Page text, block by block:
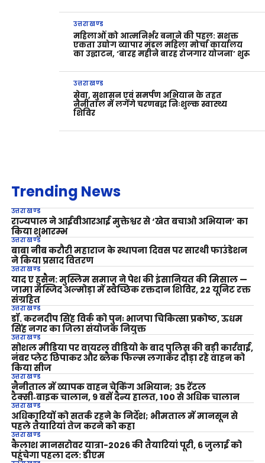
उत्तराखण्ड
महिलाओं को आत्मनिर्भर बनाने की पहल: सशक्त
एकता उद्योग व्यापार मंडल महिला मोर्चा कार्यालय
का उद्घाटन, ‘बारह महीने बारह रोजगार योजना’ शुरू
उत्तराखण्ड
सेवा, सुशासन एवं समर्पण अभियान के तहत
नैनीताल में लगेंगे चरणबद्ध निःशुल्क स्वास्थ्य
शिविर
Trending News
उत्तराखण्ड
राज्यपाल ने आईवीआरआई मुक्तेश्वर से ‘खेत बचाओ अभियान’ का
किया शुभारम्भ
उत्तराखण्ड
बाबा नीब करौरी महाराज के स्थापना दिवस पर सारथी फाउंडेशन
ने किया प्रसाद वितरण
उत्तराखण्ड
याद ए हुसैन: मुस्लिम समाज ने पेश की इंसानियत की मिसाल —
जामा मस्जिद अल्मोड़ा में स्वैच्छिक रक्तदान शिविर, 22 यूनिट रक्त
संग्रहित
उत्तराखण्ड
डॉ. करनदीप सिंह विर्क को पुनः भाजपा चिकित्सा प्रकोष्ठ, ऊधम
सिंह नगर का जिला संयोजक नियुक्त
उत्तराखण्ड
सोशल मीडिया पर वायरल वीडियो के बाद पुलिस की बड़ी कार्रवाई,
नंबर प्लेट छिपाकर और ब्लैक फिल्म लगाकर दौड़ा रहे वाहन को
किया सीज
उत्तराखण्ड
नैनीताल में व्यापक वाहन चेकिंग अभियान; 35 रेंटल
टैक्सी‑बाइक चालान, 9 बसें दैन्य हालत, 100 से अधिक चालान
उत्तराखण्ड
अधिकारियों को सतर्क रहने के निर्देश; भीमताल में मानसून से
पहले तैयारियां तेज करने को कहा
उत्तराखण्ड
कैलाश मानसरोवर यात्रा-2026 की तैयारियां पूरी, 6 जुलाई को
पहुंचेगा पहला दल: डीएम